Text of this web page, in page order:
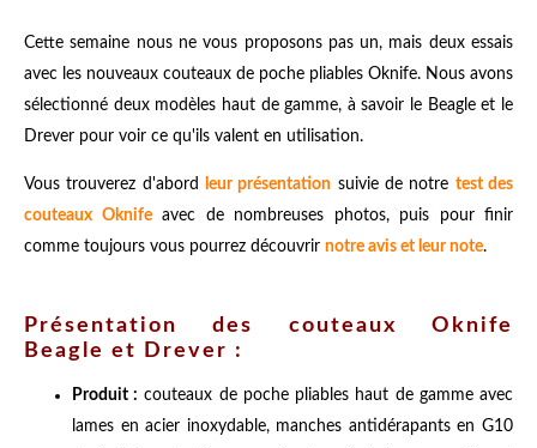
Cette semaine nous ne vous proposons pas un, mais deux essais
avec les nouveaux couteaux de poche pliables Oknife. Nous avons
sélectionné deux modèles haut de gamme, à savoir le Beagle et le
Drever pour voir ce qu'ils valent en utilisation.
Vous trouverez d'abord leur présentation suivie de notre test des
couteaux Oknifeavec de nombreuses photos, puis pour finir
comme toujours vous pourrez découvrir notre avis et leur note.
Présentation des couteaux Oknife
Beagle et Drever :
Produit : couteaux de poche pliables haut de gamme avec
lames en acier inoxydable, manches antidérapants en G10